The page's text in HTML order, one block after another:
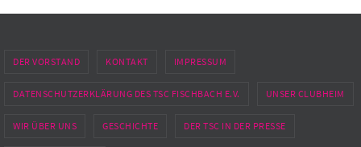
DER VORSTAND KONTAKT IMPRESSUM
DATENSCHUTZERKLÄRUNG DES TSC FISCHBACH E.V. UNSER CLUBHEIM
WIR ÜBER UNS GESCHICHTE DER TSC IN DER PRESSE